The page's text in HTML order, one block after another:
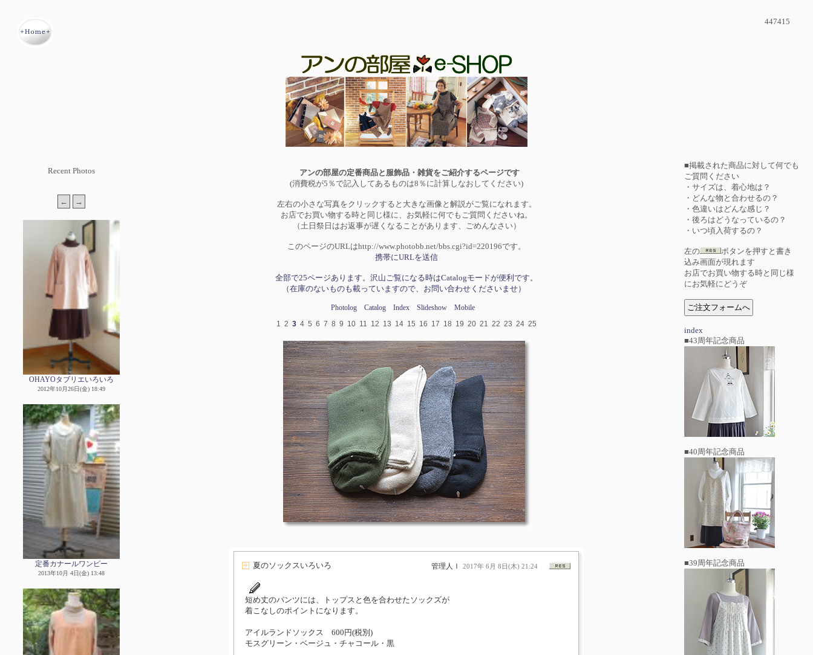
447415
Recent Photos
OHAYOタブリエいろいろ
2012年10月26日(金) 18:49
定番カナールワンピー
2013年10月 4日(金) 13:48
アンの部屋の定番商品と服飾品・雑貨をご紹介するページです
(消費税が5％で記入してあるものは8％に計算しなおしてください)
左右の小さな写真をクリックすると大きな画像と解説がご覧になれます。
お店でお買い物する時と同じ様に、お気軽に何でもご質問くださいね。
（土日祭日はお返事が遅くなることがあります、ごめんなさい）
このページのURLはhttp://www.photobb.net/bbs.cgi?id=220196です。
携帯にURLを送信
全部で25ページあります。沢山ご覧になる時はCatalogモードが便利です。
（在庫のないものも載っていますので、お問い合わせくださいませ）
Photolog Catalog Index Slideshow
Mobile
1 2 3 4 5 6 7 8 9 10 11 12 13 14 15 16 17 18 19 20 21 22 23 24 25
夏のソックスいろいろ 管理人Ｉ 2017年 6月 8日(木) 21:24
短め丈のパンツには、トップスと色を合わせたソックズが
着こなしのポイントになります。
アイルランドソックス 600円(税別)
モスグリーン・ベージュ・チャコール・黒
■掲載された商品に対して何でも
ご質問ください
・サイズは、着心地は？
・どんな物と合わせるの？
・色違いはどんな感じ？
・後ろはどうなっているの？
・いつ頃入荷するの？
左の
ボタンを押すと書き
込み画面が現れます
お店でお買い物する時と同じ様
にお気軽にどうぞ
index
■43周年記念商品
■40周年記念商品
■39周年記念商品